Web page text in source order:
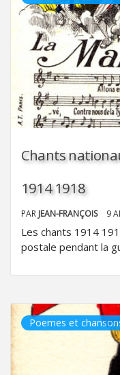
Chants
1914 1918
PAR JEAN-FRANÇOIS 9
Les chants 1914
postale pendant la
Poemes et